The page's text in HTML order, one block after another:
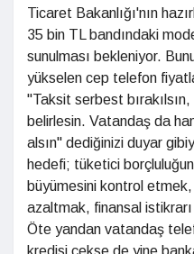
Ticaret Bakanlığı'nın
35 bin TL bandındaki
sunulması bekleniyor.
yükselen cep telefon
"Taksit serbest
belirlesin. Vatandaş da
alsın" dediğinizi duyar
hedefi; tüketici
büyümesini kontrol etmek,
azaltmak, finansal
Öte yandan vatandaş
kredisi çekse de yine